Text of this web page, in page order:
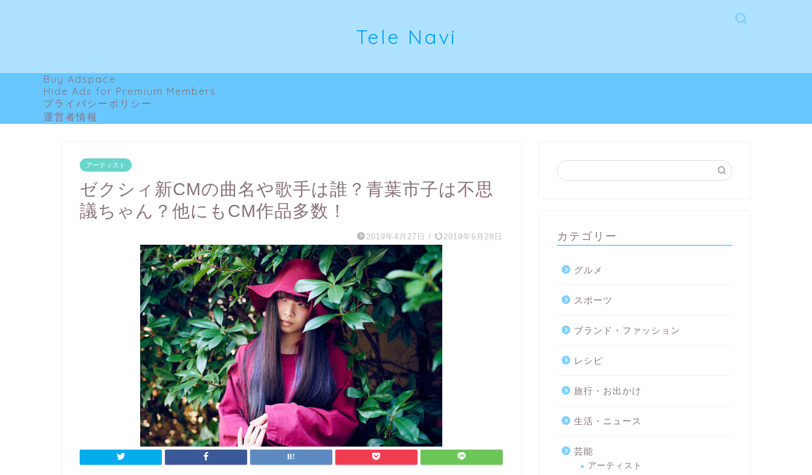
Tele Navi
Buy Adspace
Hide Ads for Premium Members
プライバシーポリシー
運営者情報
アーティスト
ゼクシィ新CMの曲名や歌手は誰？青葉市子は不思
議ちゃん？他にもCM作品多数！
2019年4月27日 / 2019年6月28日 カテゴリー
グルメ
スポーツ
ブランド・ファッション
レシピ
旅行・お出かけ
生活・ニュース
芸能
アーティスト